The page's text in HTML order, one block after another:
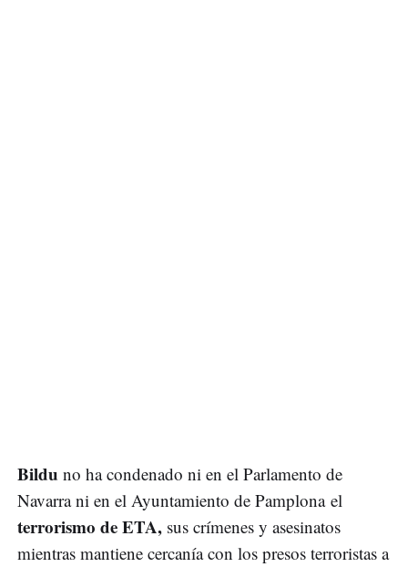
Bildu no ha condenado ni en el Parlamento de
Navarra ni en el Ayuntamiento de Pamplona el
terrorismo de ETA, sus crímenes y asesinatos
mientras mantiene cercanía con los presos terroristas a